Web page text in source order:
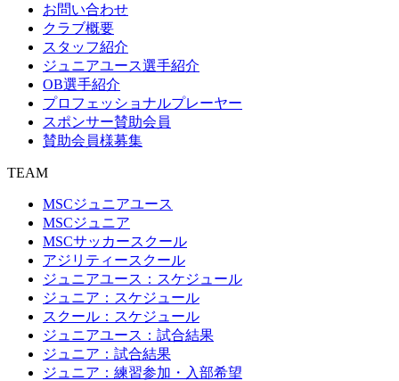
お問い合わせ
クラブ概要
スタッフ紹介
ジュニアユース選手紹介
OB選手紹介
プロフェッショナルプレーヤー
スポンサー賛助会員
賛助会員様募集
TEAM
MSCジュニアユース
MSCジュニア
MSCサッカースクール
アジリティースクール
ジュニアユース：スケジュール
ジュニア：スケジュール
スクール：スケジュール
ジュニアユース：試合結果
ジュニア：試合結果
ジュニア：練習参加・入部希望